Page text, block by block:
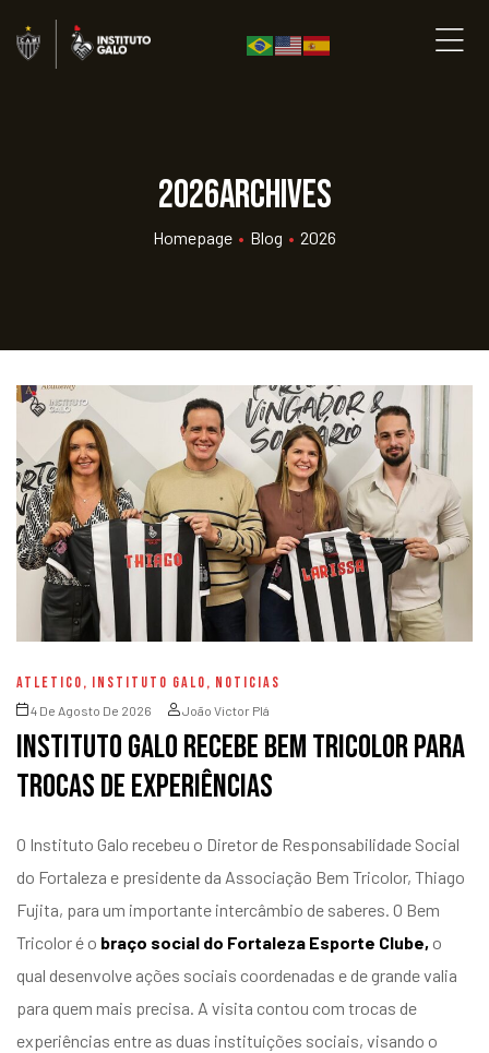
2026Archives
Homepage • Blog • 2026
ATLETICO, INSTITUTO GALO, NOTICIAS
4 De Agosto De 2026 João Victor Plá
Instituto Galo recebe Bem Tricolor para
trocas de experiências
O Instituto Galo recebeu o Diretor de Responsabilidade Social
do Fortaleza e presidente da Associação Bem Tricolor, Thiago
Fujita, para um importante intercâmbio de saberes. O Bem
Tricolor é o braço social do Fortaleza Esporte Clube, o
qual desenvolve ações sociais coordenadas e de grande valia
para quem mais precisa. A visita contou com trocas de
experiências entre as duas instituições sociais, visando o